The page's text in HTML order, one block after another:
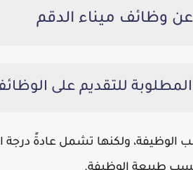
وظائف ميناء الدقم
الوظيفة، ولكنها تشمل عادةً